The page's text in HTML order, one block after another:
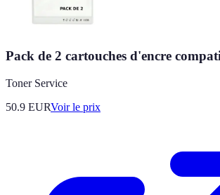
Pack de 2 cartouches d'encre
Toner Service
50.9 EURVoir le prix